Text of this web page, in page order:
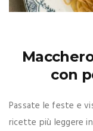
con
Passate le feste e
ricette più leggere